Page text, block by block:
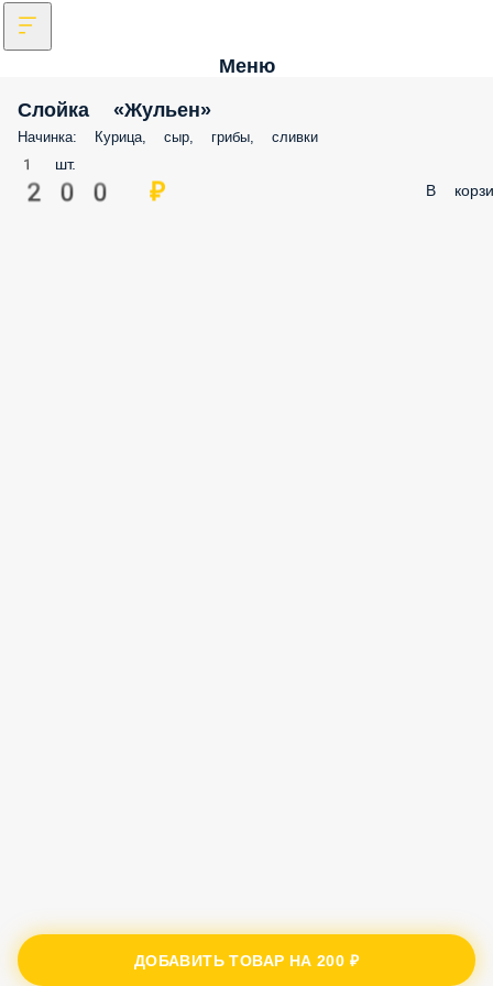
Меню
Слойка «Жульен»
Начинка: Курица, сыр, грибы, сливки
1 шт.
200 ₽ В
ДОБАВИТЬ ТОВАР НА200 ₽